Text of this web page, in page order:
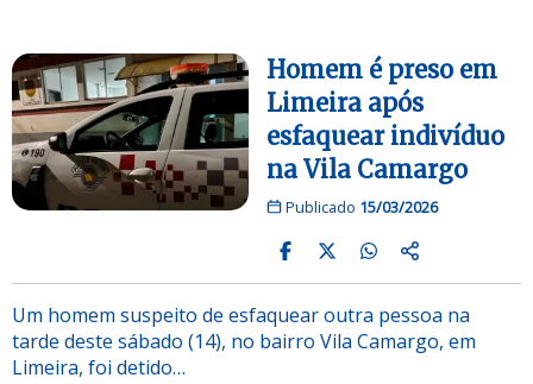
Homem é preso em
Limeira após
esfaquear indivíduo
na Vila Camargo
Publicado 15/03/2026
Um homem suspeito de esfaquear outra pessoa na
tarde deste sábado (14), no bairro Vila Camargo, em
Limeira, foi detido…